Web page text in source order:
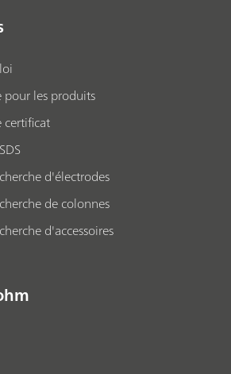
les produits
certificat
d'électrodes
de colonnes
d'accessoires